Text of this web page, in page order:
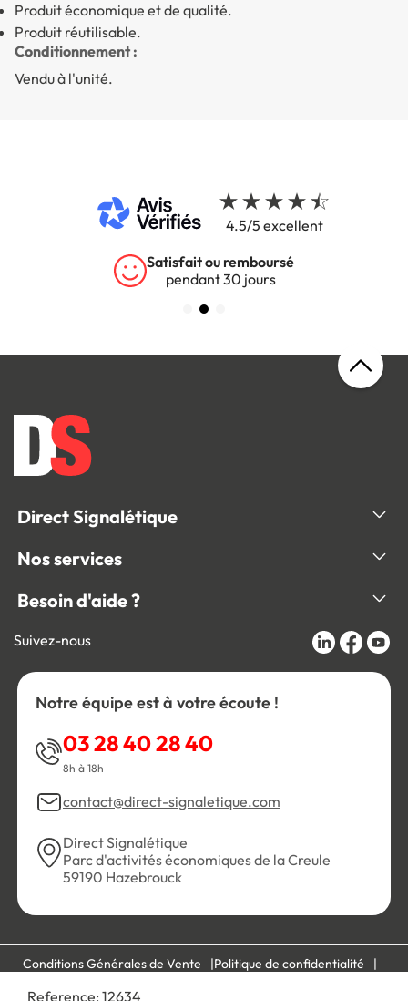
Reference: 12634
Produit économique et de qualité.
Produit réutilisable.
Conditionnement :
Vendu à l'unité.
4.5/5 excellent
Satisfait ou remboursé
pendant 30 jours
Direct Signalétique
Nos services
Besoin d'aide ?
Suivez-nous
Notre équipe est à votre écoute !
03 28 40 28 40
8h à 18h
contact@direct-signaletique.com
Direct Signalétique
Parc d'activités économiques de la Creule
59190 Hazebrouck
Conditions Générales de Vente
Politique de confidentialité